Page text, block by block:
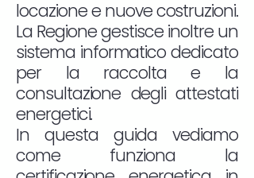
locazione e nuove costruzioni.
La Regione gestisce inoltre un
sistema informatico dedicato
per la raccolta e la
consultazione degli attestati
energetici.
In questa guida vediamo
come funziona la